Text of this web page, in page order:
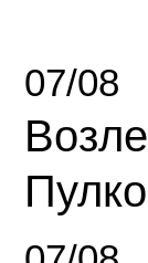
07/08